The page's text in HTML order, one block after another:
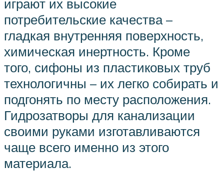
играют их высокие
потребительские качества –
гладкая внутренняя поверхность,
химическая инертность. Кроме
того, сифоны из пластиковых труб
технологичны – их легко собирать и
подгонять по месту расположения.
Гидрозатворы для канализации
своими руками изготавливаются
чаще всего именно из этого
материала.